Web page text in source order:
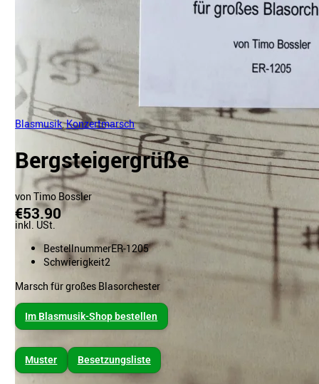
Blasmusik,Konzertmarsch
Bergsteigergrüße
von Timo Bossler
€53.90
inkl. USt.
BestellnummerER-1205
Schwierigkeit2
Marsch für großes Blasorchester
Im Blasmusik-Shop bestellen
Muster Besetzungsliste